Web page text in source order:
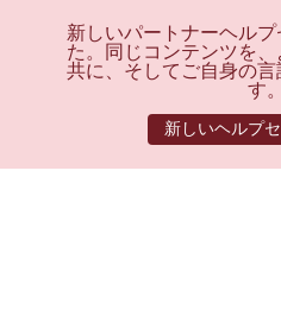
新しいパートナーヘル
た。同じコンテンツを
共に、そしてご自身の
す。
新しいヘルプ